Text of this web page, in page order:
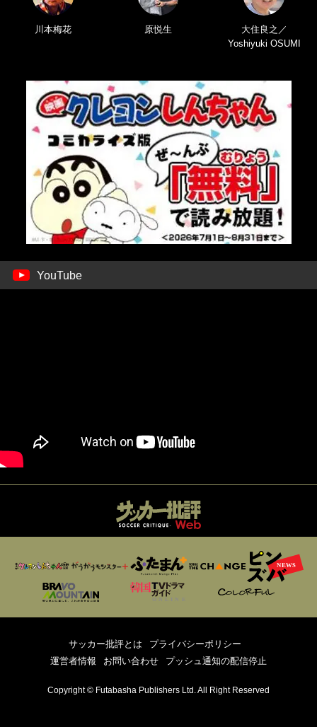
川本梅花 原悦生
大住良之／
Yoshiyuki OSUMI
YouTube
サッカー批評とは
プライバシーポリシー
運営者情報
お問い合わせ プッシュ通知の配信停止
Copyright © Futabasha Publishers Ltd. All Right Reserved